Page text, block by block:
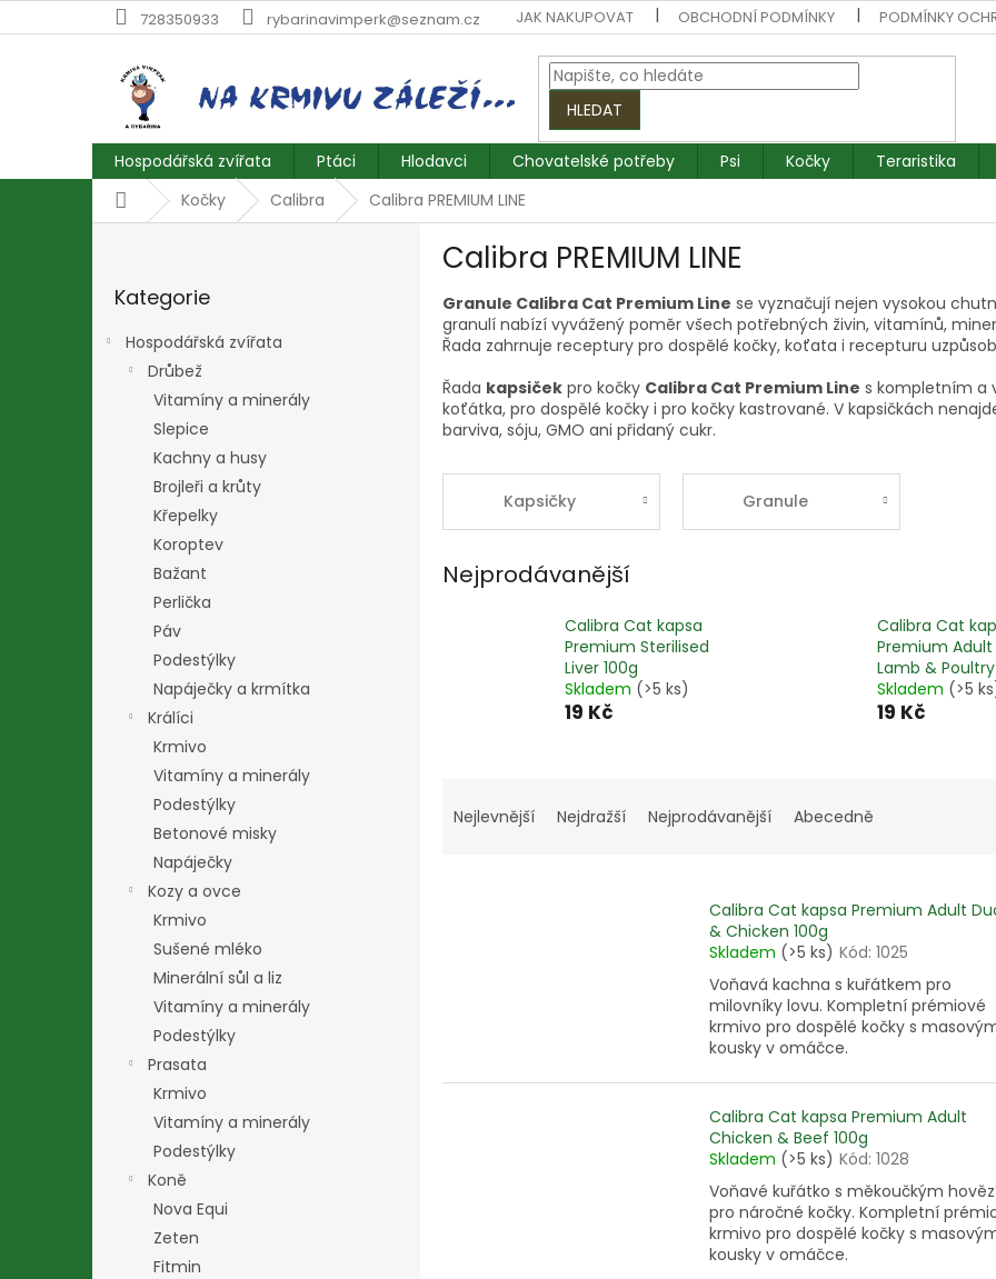
na
728350933 rybarinavimperk@seznam.cz JAK NAKUPOVAT OBCHODNÍ PODMÍNKY PODMÍNKY
HLEDAT
Hospodářská zvířata Ptáci Hlodavci Chovatelské potřeby Psi Kočky Teraristika
DomůKočky Calibra Calibra PREMIUM LINE
kategorie
Kategorie
Hospodářská zvířata
Drůbež
Vitamíny a minerály
Slepice
Kachny a husy
Brojleři a krůty
Křepelky
Koroptev
Bažant
Perlička
Páv
Podestýlky
Napáječky a krmítka
Králíci
Krmivo
Vitamíny a minerály
Podestýlky
Betonové misky
Napáječky
Kozy a ovce
Krmivo
Sušené mléko
Minerální sůl a liz
Vitamíny a minerály
Podestýlky
Prasata
Krmivo
Vitamíny a minerály
Podestýlky
Koně
Nova Equi
Zeten
Fitmin
Calibra PREMIUM LINE
Granule Calibra Cat Premium Line se vyznačují nejen vysokou
granulí nabízí vyvážený poměr všech potřebných živin, vitamínů,
Řada zahrnuje receptury pro dospělé kočky, koťata i recepturu
Řada kapsiček pro kočky Calibra Cat Premium Line s kompletním a
koťátka, pro dospělé kočky i pro kočky kastrované. V kapsičkách
barviva, sóju, GMO ani přidaný cukr.
Kapsičky Granule
Nejprodávanější
Calibra Cat kapsa
Premium Sterilised
Liver 100g
Skladem (>5 ks)
19 Kč
Calibra Cat
Premium Adult
Lamb & Poultry
Skladem (>5
19 Kč
a
t
Nejlevnější Nejdražší Nejprodávanější Abecedně
d
Calibra Cat kapsa Premium Adult
& Chicken 100g
Skladem (>5 ks) Kód: 1025
Voňavá kachna s kuřátkem pro
milovníky lovu. Kompletní prémiové
krmivo pro dospělé kočky s
kousky v omáčce.
Calibra Cat kapsa Premium Adult
Chicken & Beef 100g
Skladem (>5 ks) Kód: 1028
Voňavé kuřátko s měkoučkým
pro náročné kočky. Kompletní
krmivo pro dospělé kočky s
kousky v omáčce.